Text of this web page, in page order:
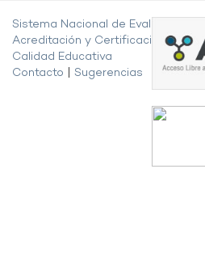
Sistema Nacional de Evaluación,
Acreditación y Certificación de la
Calidad Educativa
Contacto
Sugerencias